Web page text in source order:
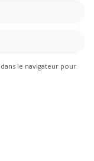
le navigateur pour